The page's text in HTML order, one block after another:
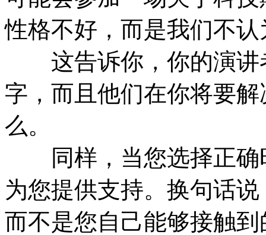
性格不好，而是我们不
这告诉你，你的演讲
字，而且他们在你将要
么。
同样，当您选择正确
为您提供支持。换句话
而不是您自己能够接触到